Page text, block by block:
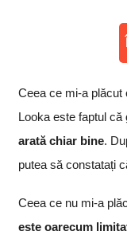
Ceea ce mi-a plăcut
Looka este faptul că
arată chiar bine.
putea să constatați
Ceea ce nu mi-a
este oarecum